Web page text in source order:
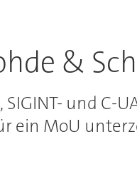
&
und C-
ein MoU